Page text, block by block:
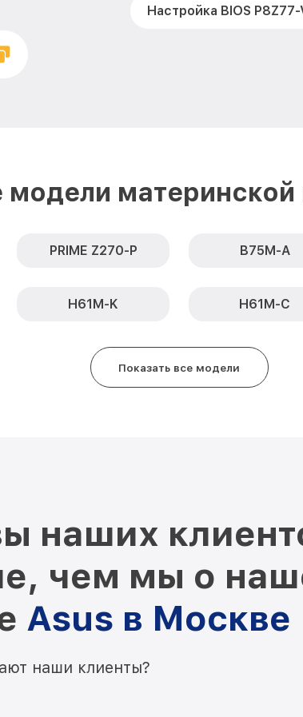
Настройка BIOS P8Z77-
модели материнской
PRIME Z270-P B75M-A
H61M-K H61M-C
Показать все модели
наших
чем мы о
Asus в Москве
наши клиенты?